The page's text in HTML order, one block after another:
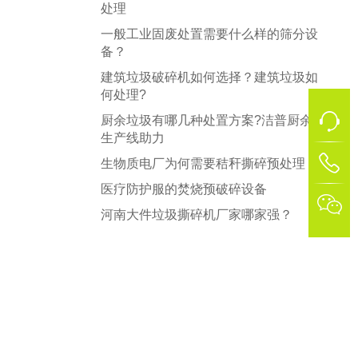
处理
一般工业固废处置需要什么样的筛分设
备？
建筑垃圾破碎机如何选择？建筑垃圾如
何处理?
厨余垃圾有哪几种处置方案?洁普厨余
生产线助力
生物质电厂为何需要秸秆撕碎预处理？
医疗防护服的焚烧预破碎设备
河南大件垃圾撕碎机厂家哪家强？
